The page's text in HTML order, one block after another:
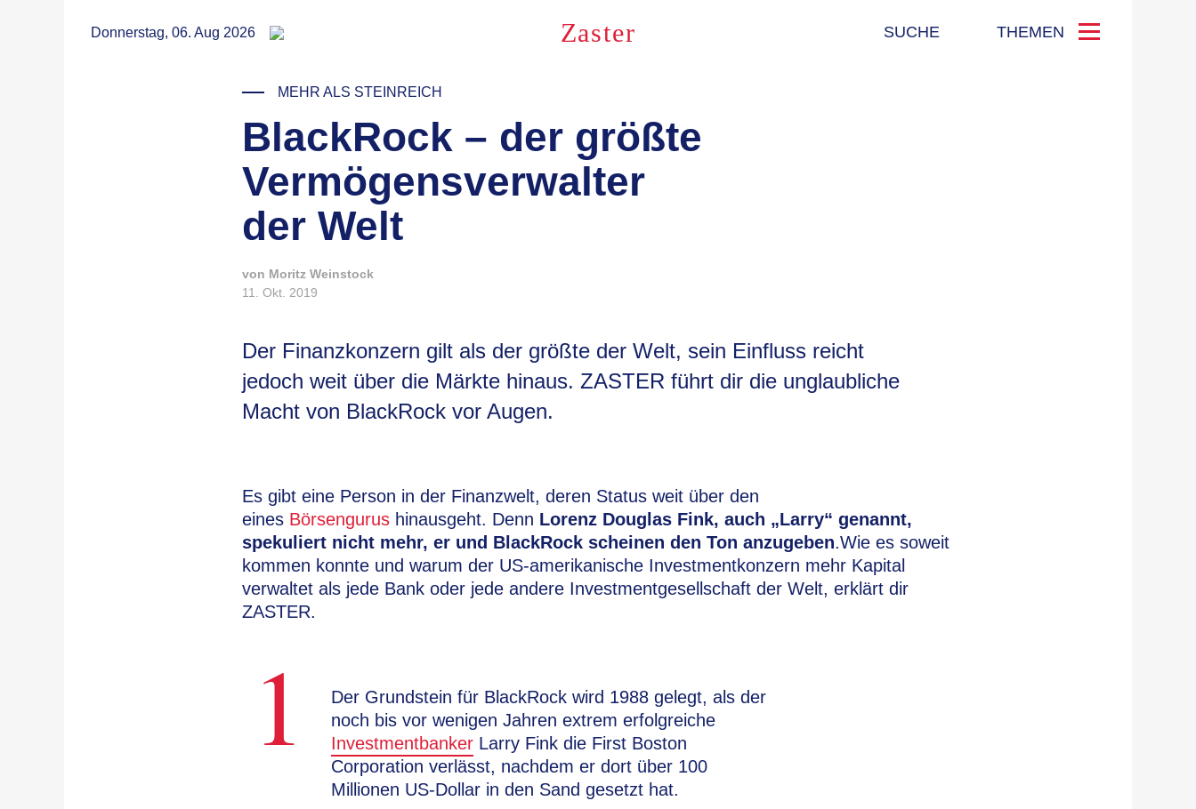
Donnerstag, 06. Aug 2026 RSS Zaster SUCHE THEMEN
MEHR ALS STEINREICH
BlackRock – der größte
Vermögensverwalter
der Welt
von Moritz Weinstock
11. Okt. 2019
Der Finanzkonzern gilt als der größte der Welt, sein Einfluss reicht
jedoch weit über die Märkte hinaus. ZASTER führt dir die unglaubliche
Macht von BlackRock vor Augen.
Es gibt eine Person in der Finanzwelt, deren Status weit über den
eines Börsengurus hinausgeht. Denn Lorenz Douglas Fink, auch „Larry“ genannt,
spekuliert nicht mehr, er und BlackRock scheinen den Ton anzugeben.Wie es soweit
kommen konnte und warum der US-amerikanische Investmentkonzern mehr Kapital
verwaltet als jede Bank oder jede andere Investmentgesellschaft der Welt, erklärt dir
ZASTER.
1
Der Grundstein für BlackRock wird 1988 gelegt, als der
noch bis vor wenigen Jahren extrem erfolgreiche
Investmentbanker Larry Fink die First Boston
Corporation verlässt, nachdem er dort über 100
Millionen US-Dollar in den Sand gesetzt hat.